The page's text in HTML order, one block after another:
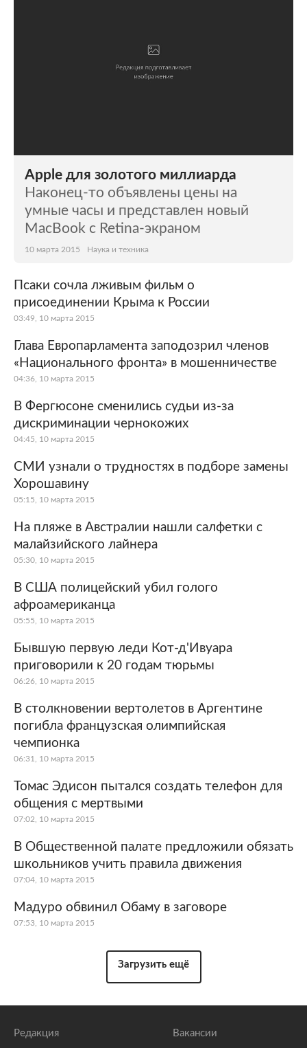
Apple для золотого миллиарда
Наконец-то объявлены цены на
умные часы и представлен новый
MacBook с Retina-экраном
10 марта 2015 Наука и техника
Псаки сочла лживым фильм о
присоединении Крыма к России
03:49, 10 марта 2015
Глава Европарламента заподозрил членов
«Национального фронта» в мошенничестве
04:36, 10 марта 2015
В Фергюсоне сменились судьи из-за
дискриминации чернокожих
04:45, 10 марта 2015
СМИ узнали о трудностях в подборе замены
Хорошавину
05:15, 10 марта 2015
На пляже в Австралии нашли салфетки с
малайзийского лайнера
05:30, 10 марта 2015
В США полицейский убил голого
афроамериканца
05:55, 10 марта 2015
Бывшую первую леди Кот-д'Ивуара
приговорили к 20 годам тюрьмы
06:26, 10 марта 2015
В столкновении вертолетов в Аргентине
погибла французская олимпийская
чемпионка
06:31, 10 марта 2015
Томас Эдисон пытался создать телефон для
общения с мертвыми
07:02, 10 марта 2015
В Общественной палате предложили обязать
школьников учить правила движения
07:04, 10 марта 2015
Мадуро обвинил Обаму в заговоре
07:53, 10 марта 2015
Загрузить ещё
Редакция Вакансии